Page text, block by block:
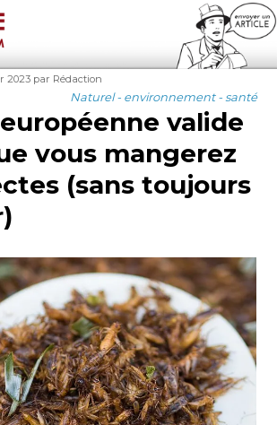
2023 Auteur
par Rédaction
Catégories
Naturel - environnement - santé
européenne valide
vous mangerez
(sans toujours